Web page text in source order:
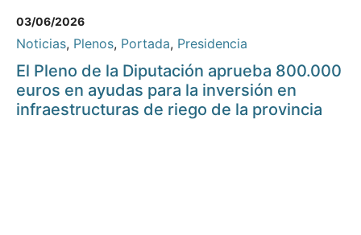
03/06/2026
Noticias, Plenos, Portada, Presidencia
El Pleno de la Diputación aprueba 800.000
euros en ayudas para la inversión en
infraestructuras de riego de la provincia